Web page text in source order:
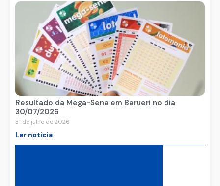
Resultado da Mega-Sena em Barueri no dia
30/07/2026
31 de julho de 2026
Ler noticia